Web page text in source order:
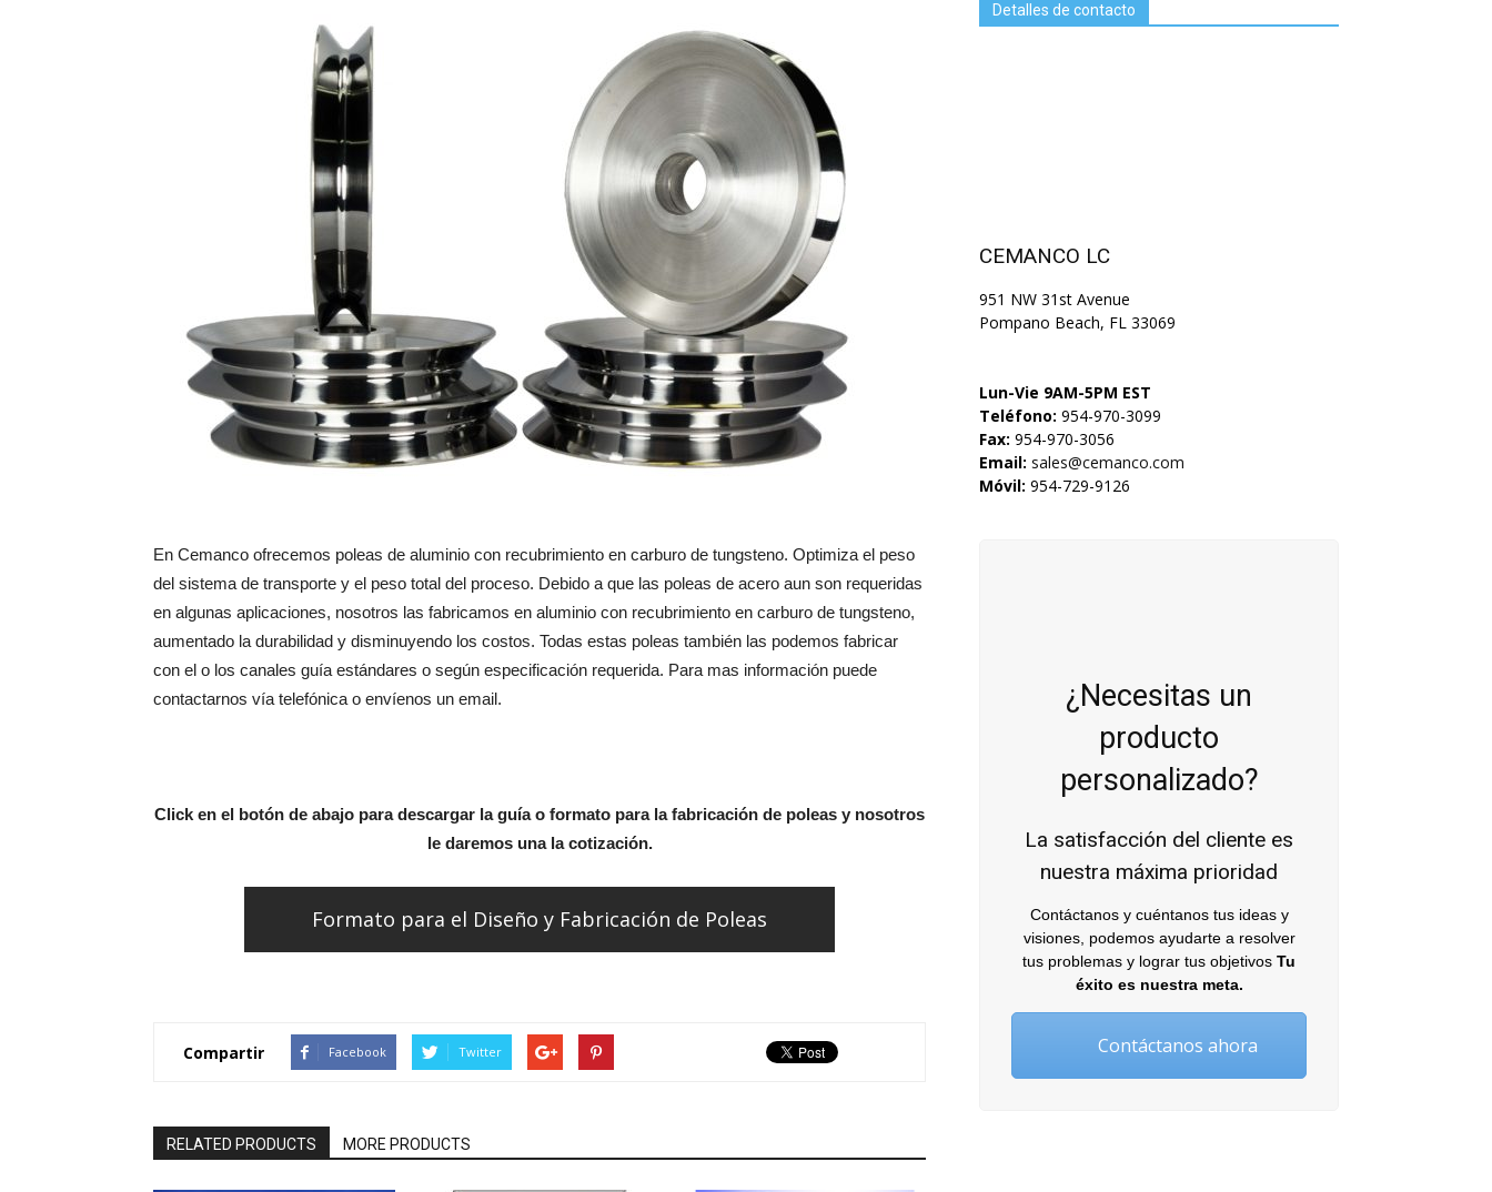
En Cemanco ofrecemos poleas de aluminio con recubrimiento en carburo de tungsteno. Optimiza el peso
del sistema de transporte y el peso total del proceso. Debido a que las poleas de acero aun son requeridas
en algunas aplicaciones, nosotros las fabricamos en aluminio con recubrimiento en carburo de tungsteno,
aumentado la durabilidad y disminuyendo los costos. Todas estas poleas también las podemos fabricar
con el o los canales guía estándares o según especificación requerida. Para mas información puede
contactarnos vía telefónica o envíenos un email.
Click en el botón de abajo para descargar la guía o formato para la fabricación de poleas y nosotros
le daremos una la cotización.
Formato para el Diseño y Fabricación de Poleas
Compartir Facebook Twitter
RELATED PRODUCTS MORE PRODUCTS
Detalles de contacto
CEMANCO LC
951 NW 31st Avenue
Pompano Beach, FL 33069
Lun-Vie 9AM-5PM EST
Teléfono: 954-970-3099
Fax: 954-970-3056
Email: sales@cemanco.com
Móvil: 954-729-9126
¿Necesitas un
producto
personalizado?
La satisfacción del cliente es
nuestra máxima prioridad
Contáctanos y cuéntanos tus ideas y
visiones, podemos ayudarte a resolver
tus problemas y lograr tus objetivos Tu
éxito es nuestra meta.
Contáctanos ahora